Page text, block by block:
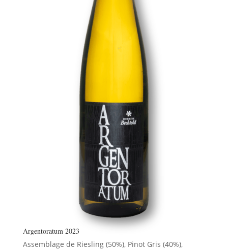
Argentoratum 2023
Assemblage de Riesling (50%), Pinot Gris (40%),